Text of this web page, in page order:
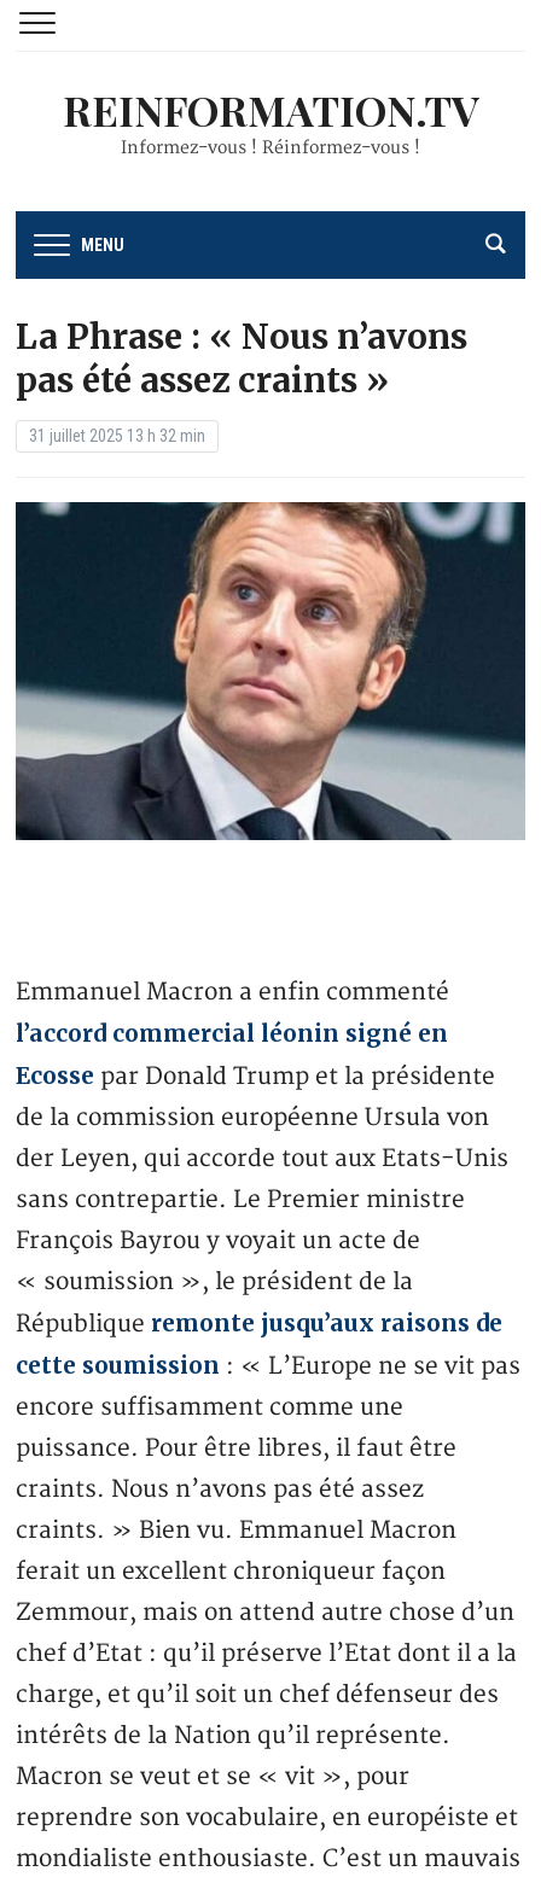
REINFORMATION.TV
Informez-vous ! Réinformez-vous !
MENU
La Phrase : « Nous n’avons
pas été assez craints »
31 juillet 2025 13 h 32 min
Emmanuel Macron a enfin commenté
l’accord commercial léonin signé en
Ecosse par Donald Trump et la présidente
de la commission européenne Ursula von
der Leyen, qui accorde tout aux Etats-Unis
sans contrepartie. Le Premier ministre
François Bayrou y voyait un acte de
« soumission », le président de la
République remonte jusqu’aux raisons de
cette soumission : « L’Europe ne se vit pas
encore suffisamment comme une
puissance. Pour être libres, il faut être
craints. Nous n’avons pas été assez
craints. » Bien vu. Emmanuel Macron
ferait un excellent chroniqueur façon
Zemmour, mais on attend autre chose d’un
chef d’Etat : qu’il préserve l’Etat dont il a la
charge, et qu’il soit un chef défenseur des
intérêts de la Nation qu’il représente.
Macron se veut et se « vit », pour
reprendre son vocabulaire, en européiste et
mondialiste enthousiaste. C’est un mauvais